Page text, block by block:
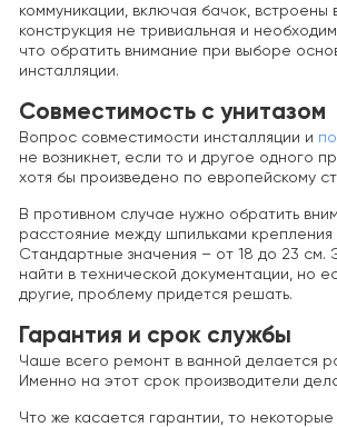
коммуникации, включая бачок, встроены
конструкция не тривиальная и
что обратить внимание при выборе
инсталляции.
Совместимость с унитазом
Вопрос совместимости инсталляции и
не возникнет, если то и другое одного
хотя бы произведено по европейскому
В противном случае нужно обратить
расстояние между шпильками крепления
Стандартные значения – от 18 до 23 см.
найти в технической документации, но
другие, проблему придется решать.
Гарантия и срок службы
Чаше всего ремонт в ванной делается
Именно на этот срок производители
Что же касается гарантии, то некоторые